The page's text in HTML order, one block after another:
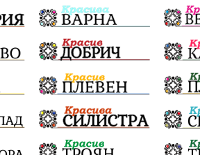
„Бисерна" АкваЯнтра